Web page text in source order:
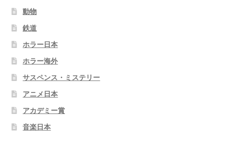
動物
鉄道
ホラー日本
ホラー海外
サスペンス・ミステリー
アニメ日本
アカデミー賞
音楽日本